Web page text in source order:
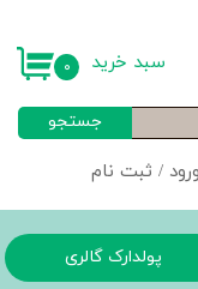
ورود / ثبت نام
جستجو
۰ سبد خرید
پولدارک گالری